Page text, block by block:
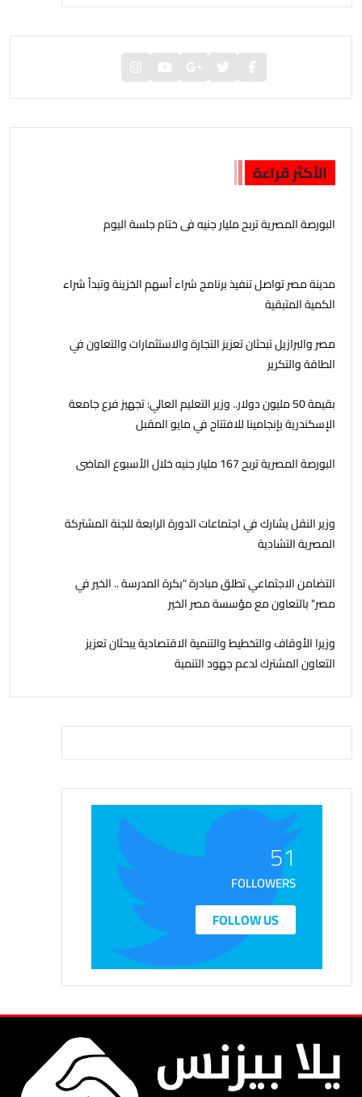
الأكثر قراءة
البورصة المصرية تربح مليار جنيه فى ختام جلسة اليوم
مدينة مصر تواصل تنفيذ برنامج شراء أسهم الخزينة وتبدأ شراء
الكمية المتبقية
مصر والبرازيل تبحثان تعزيز التجارة والاستثمارات والتعاون في
الطاقة والتكرير
بقيمة 50 مليون دولار.. وزير التعليم العالي: تجهيز فرع جامعة
الإسكندرية بإنجامينا للافتتاح في مايو المقبل
البورصة المصرية تربح 167 مليار جنيه خلال الأسبوع الماضى
وزير النقل يشارك في اجتماعات الدورة الرابعة للجنة المشتركة
المصرية التشادية
التضامن الاجتماعي تطلق مبادرة "بكرة المدرسة .. الخير في
مصر" بالتعاون مع مؤسسة مصر الخير
وزيرا الأوقاف والتخطيط والتنمية الاقتصادية يبحثان تعزيز
التعاون المشترك لدعم جهود التنمية
51
FOLLOWERS
FOLLOW US